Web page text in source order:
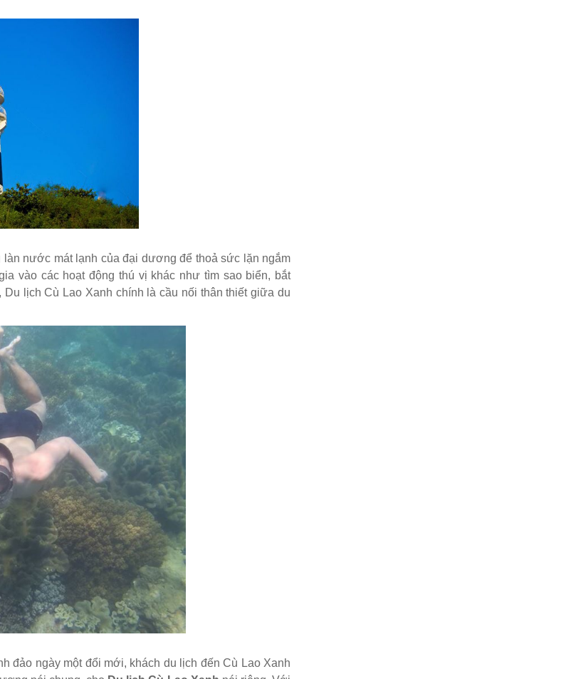
nước mát lạnh của đại dương để thoả sức lặn ngắm
vào các hoạt động thú vị khác như tìm sao biển, bắt
lịch Cù Lao Xanh chính là cầu nối thân thiết giữa du
đảo ngày một đổi mới, khách du lịch đến Cù Lao Xanh